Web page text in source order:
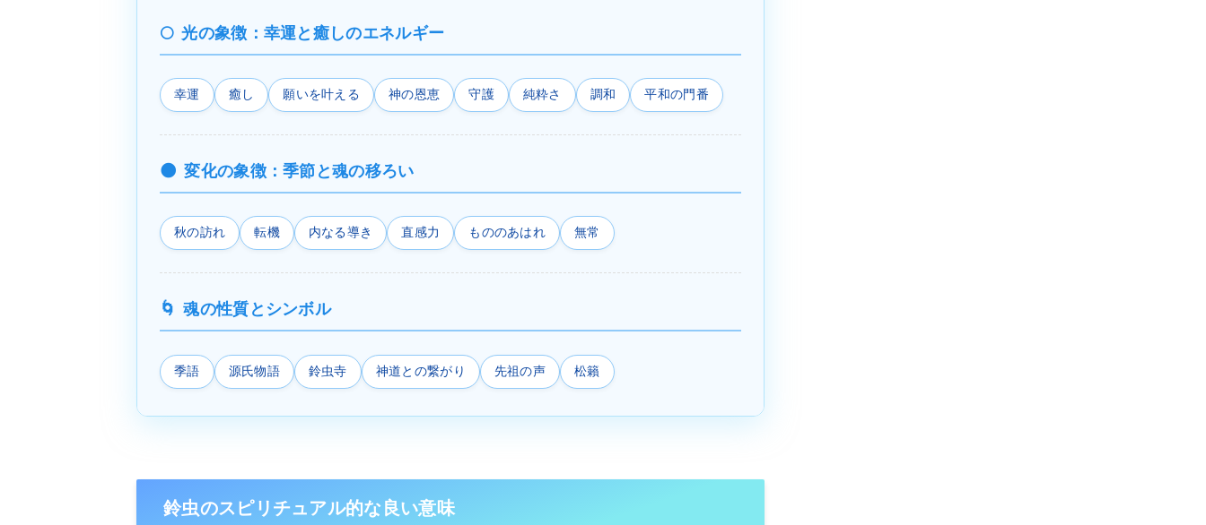
光の象徴：幸運と癒しのエネルギー
幸運 癒し 願いを叶える 神の恩恵 守護 純粋さ 調和 平和の門番
変化の象徴：季節と魂の移ろい
秋の訪れ 転機 内なる導き 直感力 もののあはれ 無常
魂の性質とシンボル
季語 源氏物語 鈴虫寺 神道との繋がり 先祖の声 松籟
鈴虫のスピリチュアル的な良い意味